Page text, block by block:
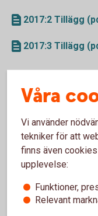
2017:2 Tillägg
2017:3 Tillägg
2017-03-31
Prospekt (pdf)
2017:1 Tillägg
2017:2 Tillägg
Våra
Vi använder
tekniker för att
finns även
upplevelse:
Funktioner,
Relevant